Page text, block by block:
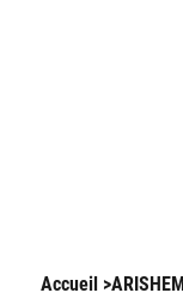
Accueil >ARISHEM